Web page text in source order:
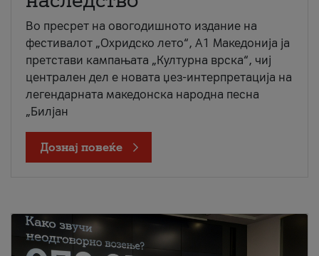
Во пресрет на овогодишното издание на
фестивалот „Охридско лето“, А1 Македонија ја
претстави кампањата „Културна врска“, чиј
централен дел е новата џез-интерпретација на
легендарната македонска народна песна
„Билјан
Дознај повеќе